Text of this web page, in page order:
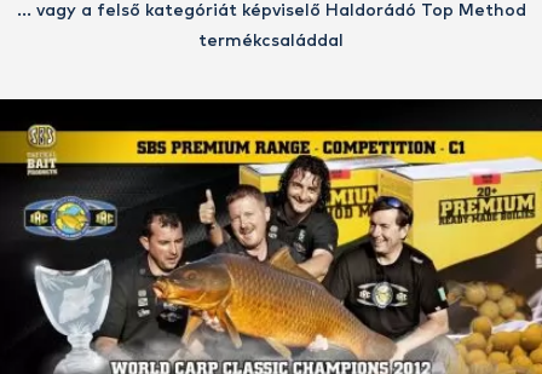
… vagy a felső kategóriát képviselő Haldorádó Top Method
termékcsaláddal